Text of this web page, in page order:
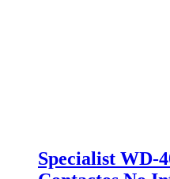
Specialist WD-